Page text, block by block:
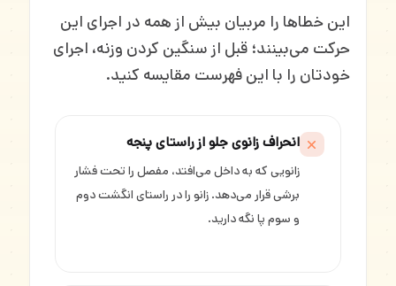
این خطاها را مربیان بیش از همه در اجرای این
حرکت می‌بینند؛ قبل از سنگین کردن وزنه، اجرای
خودتان را با این فهرست مقایسه کنید.
انحراف زانوی جلو از راستای پنجه
زانویی که به داخل می‌افتد، مفصل را تحت فشار
برشی قرار می‌دهد. زانو را در راستای انگشت دوم
و سوم پا نگه دارید.